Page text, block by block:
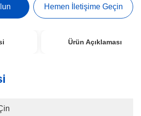
Hemen İletişime Geçin
Ürün Açıklaması